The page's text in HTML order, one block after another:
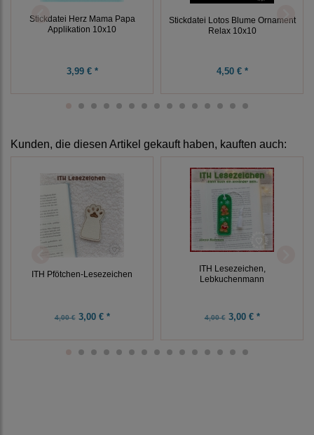
Stickdatei Herz Mama Papa
Applikation 10x10
3,99 € *
Stickdatei Lotos Blume Ornament
Relax 10x10
4,50 € *
Kunden, die diesen Artikel gekauft haben, kauften auch:
ITH Pfötchen-Lesezeichen
4,00 €3,00 € *
ITH Lesezeichen,
Lebkuchenmann
4,00 €3,00 € *